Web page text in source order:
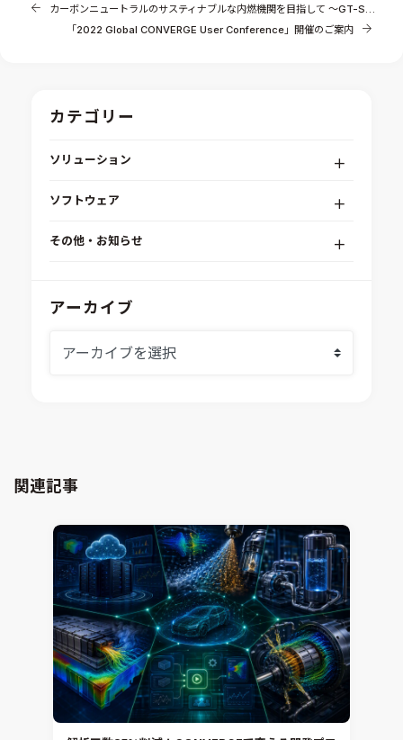
カーボンニュートラルのサスティナブルな内燃機関を目指して ～GT-SUITE水素燃焼エンジンシソリューション～
「2022 Global CONVERGE User Conference」開催のご案内
カテゴリー
ソリューション
組込みソフトウェア開発プラットフォーム
システムシミュレーション
CAD連携・CAE業務支援
MBDプロセス構築コンサルティング
CAEエンジニアリングコンサルティング
音響設計
CAE分野におけるAIコンサルティング
システム構築と開発
ソフトウェア
modeFRONTIER
Ansys SCADE
Virtual Environment
CONVERGE
iconCFD
SIMULIA Abaqus Unified FEA
Simcenter Flotherm
Simcenter Flotherm XT
Ansys Electronics
DEMITASNX
Simcenter 3D Acoustics
Rocky
その他・お知らせ
IDAJからのお知らせ
アーカイブ
関連記事